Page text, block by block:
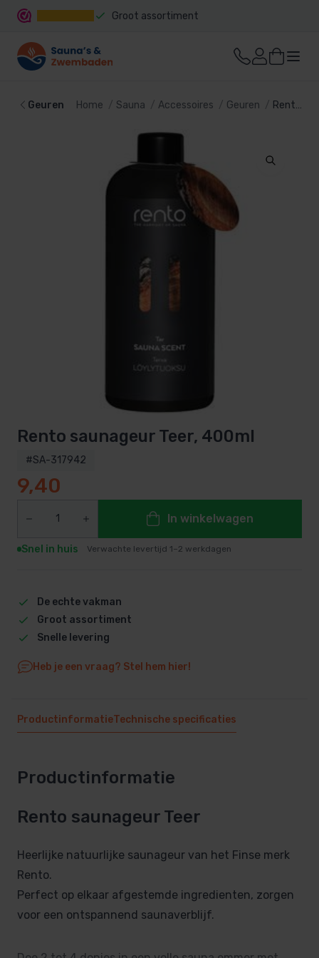
Groot assortiment
Geuren Home Sauna Accessoires Geuren Rento saunageur Teer, 400ml
Rento saunageur Teer, 400ml
#SA-317942
9,40
In winkelwagen
Snel in huis Verwachte levertijd 1–2 werkdagen
De echte vakman
Groot assortiment
Snelle levering
Heb je een vraag? Stel hem hier!
ProductinformatieTechnische specificaties
Productinformatie
Rento saunageur Teer
Heerlijke natuurlijke saunageur van het Finse merk
Rento.
Perfect op elkaar afgestemde ingredienten, zorgen
voor een ontspannend saunaverblijf.